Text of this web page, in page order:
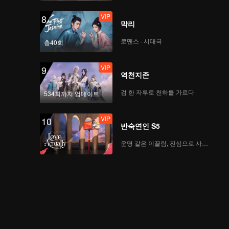
8
총40회
VIP
막리
로맨스 · 시대극
9
534회까지 업데이트
VIP
역천지존
검 한 자루로 천하를 가르다
10 VIP
반숙연인 S5
운명 같은 이끌림, 진심으로 사랑하다